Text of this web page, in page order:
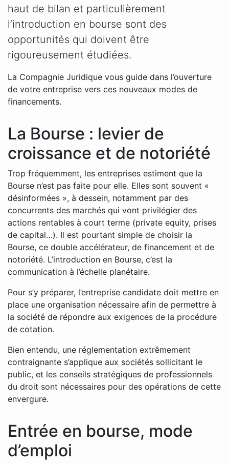
haut de bilan et particulièrement
l’introduction en bourse sont des
opportunités qui doivent être
rigoureusement étudiées.
La Compagnie Juridique vous guide dans l’ouverture
de votre entreprise vers ces nouveaux modes de
financements.
La Bourse : levier de
croissance et de notoriété
Trop fréquemment, les entreprises estiment que la
Bourse n’est pas faite pour elle. Elles sont souvent «
désinformées », à dessein, notamment par des
concurrents des marchés qui vont privilégier des
actions rentables à court terme (private equity, prises
de capital…). Il est pourtant simple de choisir la
Bourse, ce double accélérateur, de financement et de
notoriété. L’introduction en Bourse, c’est la
communication à l’échelle planétaire.
Pour s’y préparer, l’entreprise candidate doit mettre en
place une organisation nécessaire afin de permettre à
la société de répondre aux exigences de la procédure
de cotation.
Bien entendu, une réglementation extrêmement
contraignante s’applique aux sociétés sollicitant le
public, et les conseils stratégiques de professionnels
du droit sont nécessaires pour des opérations de cette
envergure.
Entrée en bourse, mode
d’emploi